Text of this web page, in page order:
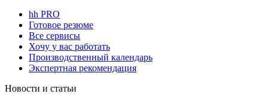
hh PRO
Готовое резюме
Все сервисы
Хочу у вас работать
Производственный календарь
Экспертная рекомендация
Новости и статьи